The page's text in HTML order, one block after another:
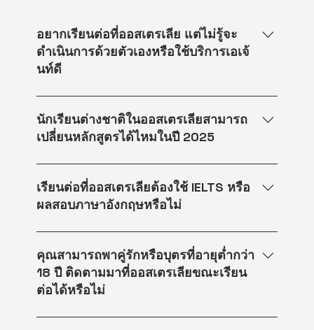
อยากเรียนต่อที่ออสเตรเลีย แต่ไม่รู้จะ
ดำเนินการด้วยตัวเองหรือใช้บริการเอเจ้
นท์ดี
การไปเรียนต่อต่างประเทศนั้นมาพร้อมกับขั้น
ตอนและเอกสารมากมาย หลายคนจึงลังเลว่า
ควรดำเนินการเองหรือใช้บริการเอเจ้นท์ดี
การจะเลือกแบบไหนนั้นขึ้นอยู่กับความ
ต้องการ งบประมาณ และเวลาของแต่ละ
บุคคล ดำเนินการเอง: เหมาะสำหรับผู้ที่มี
เวลา ต้องการประหยัดค่าใช้จ่าย ต้องการ
ประสบการณ์การเรียนรู้ด้วยตัวเอง และมี
ความมั่นใจในการจัดการเอกสาร Agency:
เหมาะสำหรับผู้ที่ต้องการความสะดวก
รวดเร็ว ต้องการข้อมูลและคำแนะนำจากผู้
เชี่ยวชาญ และต้องการคนช่วยจัดการ
นักเรียนต่างชาติในออสเตรเลียสามารถ
เปลี่ยนหลักสูตรได้ไหมในปี 2025
ได้ค่ะ นักเรียนต่างชาติสามารถเปลี่ยน
หลักสูตรในออสเตรเลียในปี 2024 ได้ แต่
อย่างไรก็ตาม ภายใต้กฎระเบียบวีซ่านักเรียน
ใช้ตั้งแต่วันที่ 1 กรกฎาคม 2565
เรียนต่อที่ออสเตรเลียต้องใช้ IELTS หรือ
ผลสอบภาษาอังกฤษหรือไม่
ได้ค่ะ โดยนักเรียนอาจจะต้องลงเรียน
หลักสูตรภาษาอังกฤษ ELICOS หรือ EAP อัน
เป็นหลักสูตรสำหรับนักเรียนต่างชาติที่
ต้องการพัฒนาทักษะภาษาอังกฤษก่อนเข้า
ตรี หรือปริญญาโท หลักสูตรเหล่านี้มักไม่
คุณสามารถพาคู่รักหรือบุตรที่อายุต่ำกว่า
18 ปี ติดตามมาที่ออสเตรเลียขณะเรียน
ต่อได้หรือไม่
ได้ค่ะ คุณสามารถให้คู่รัก(ที่ไม่ได้จดทะเบียน